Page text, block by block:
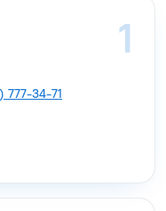
777-34-71